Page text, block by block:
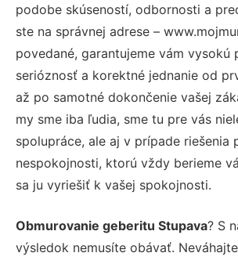
podobe skúseností, odbornosti a
ste na správnej adrese –
povedané, garantujeme vám vysokú
serióznosť a korektné jednanie od
až po samotné dokončenie vašej
my sme iba ľudia, sme tu pre vás
spolupráce, ale aj v prípade riešenia
nespokojnosti, ktorú vždy berieme
sa ju vyriešiť k vašej spokojnosti.
Obmurovanie geberitu Stupava? S
výsledok nemusíte obávať.